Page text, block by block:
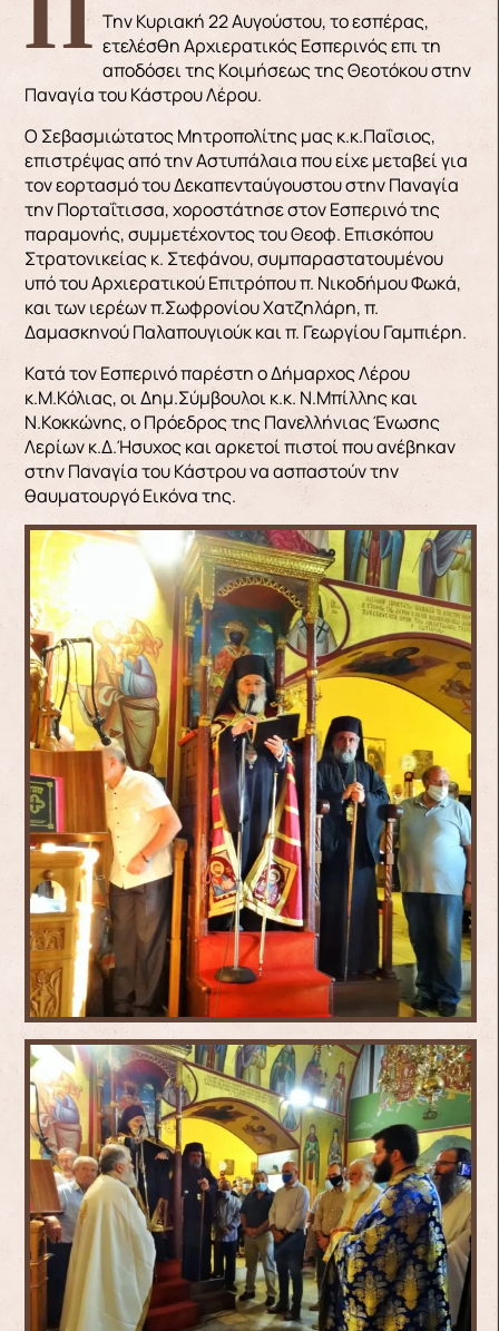
Την Κυριακή 22 Αυγούστου, το εσπέρας,
ετελέσθη Αρχιερατικός Εσπερινός επι τη
αποδόσει της Κοιμήσεως της Θεοτόκου στην
Παναγία του Κάστρου Λέρου.
Ο Σεβασμιώτατος Μητροπολίτης μας κ.κ.Παΐσιος,
επιστρέψας από την Αστυπάλαια που είχε μεταβεί για
τον εορτασμό του Δεκαπενταύγουστου στην Παναγία
την Πορταΐτισσα, χοροστάτησε στον Εσπερινό της
παραμονής, συμμετέχοντος του Θεοφ. Επισκόπου
Στρατονικείας κ. Στεφάνου, συμπαραστατουμένου
υπό του Αρχιερατικού Επιτρόπου π. Νικοδήμου Φωκά,
και των ιερέων π.Σωφρονίου Χατζηλάρη, π.
Δαμασκηνού Παλαπουγιούκ και π. Γεωργίου Γαμπιέρη.
Κατά τον Εσπερινό παρέστη ο Δήμαρχος Λέρου
κ.Μ.Κόλιας, οι Δημ.Σύμβουλοι κ.κ. Ν.Μπίλλης και
Ν.Κοκκώνης, ο Πρόεδρος της Πανελλήνιας Ένωσης
Λερίων κ.Δ.Ήσυχος και αρκετοί πιστοί που ανέβηκαν
στην Παναγία του Κάστρου να ασπαστούν την
θαυματουργό Εικόνα της.